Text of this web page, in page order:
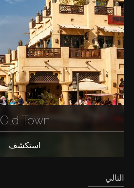
Old Town
استكشف
التالي